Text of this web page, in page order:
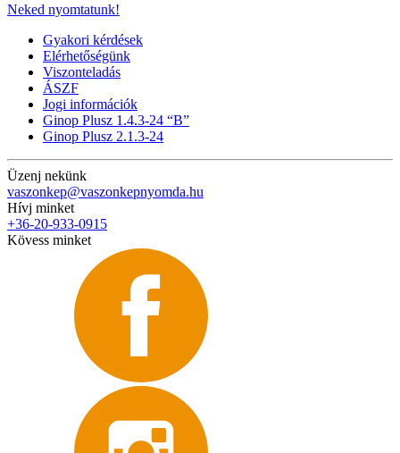
Neked nyomtatunk!
Gyakori kérdések
Elérhetőségünk
Viszonteladás
ÁSZF
Jogi információk
Ginop Plusz 1.4.3-24 “B”
Ginop Plusz 2.1.3-24
Üzenj nekünk
vaszonkep@vaszonkepnyomda.hu
Hívj minket
+36-20-933-0915
Kövess minket